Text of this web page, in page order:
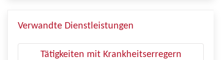
Verwandte Dienstleistungen
Tätigkeiten mit Krankheitserregern